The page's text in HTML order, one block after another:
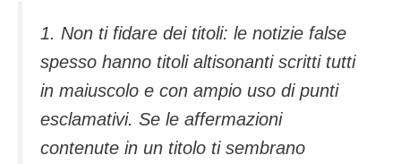
1. Non ti fidare dei titoli: le notizie false
spesso hanno titoli altisonanti scritti tutti
in maiuscolo e con ampio uso di punti
esclamativi. Se le affermazioni
contenute in un titolo ti sembrano